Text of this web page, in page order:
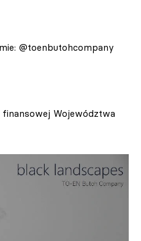
@toenbutohcompany
Województwa